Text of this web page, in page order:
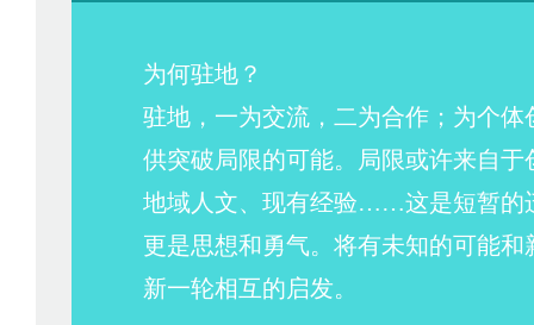
为何驻地？
驻地，一为交流，二为合作；为个体
供突破局限的可能。局限或许来自于
地域人文、现有经验……这是短暂的
更是思想和勇气。将有未知的可能和
新一轮相互的启发。